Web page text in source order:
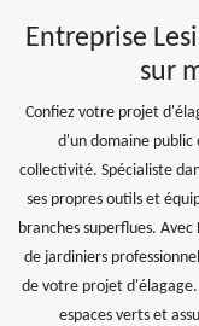
Entreprise
sur
Confiez votre projet
d'un domaine public
collectivité. Spécialiste
ses propres outils et
branches superflues.
de jardiniers
de votre projet d'élagage.
espaces verts et